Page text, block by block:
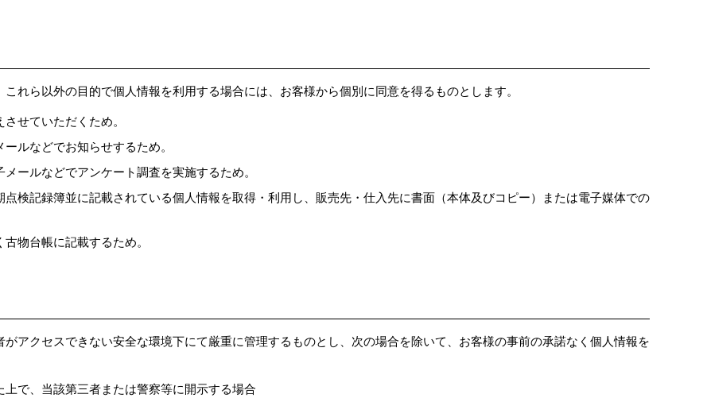
れら以外の目的で個人情報を利用する場合には、お客様から個別に同意を得るものとします。
せていただくため。
ルなどでお知らせするため。
ールなどでアンケート調査を実施するため。
検記録簿並に記載されている個人情報を取得・利用し、販売先・仕入先に書面（本体及びコピー）または電子媒体での
物台帳に記載するため。
アクセスできない安全な環境下にて厳重に管理するものとし、次の場合を除いて、お客様の事前の承諾なく個人情報を
で、当該第三者または警察等に開示する場合